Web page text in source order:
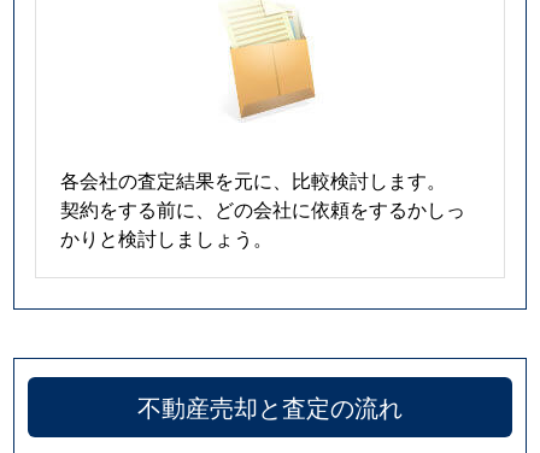
各会社の査定結果を元に、比較検討します。
契約をする前に、どの会社に依頼をするかしっ
かりと検討しましょう。
不動産売却と査定の流れ